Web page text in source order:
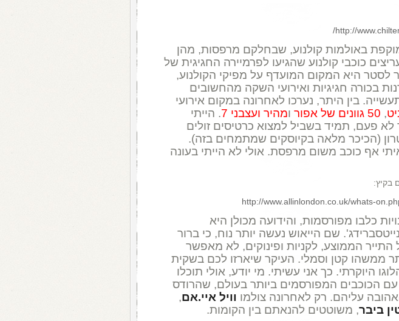
http://
באולמות קולנוע, שבחלקם מרפסות, מהן
כוכבי קולנוע שהגיעו לפרמיירה החגיגית של
לסטר היא המקום המועדף על מפיקי הקולנוע,
בכורה חגיגיות ואירועי השקה מהחשובים
בין היתר, נערכו לאחרונה במקום אירועי
, 50 גוונים של אפור ומהיר ועצבני 7
. הייתי
לא פעם, תמיד בשביל למצוא כרטיסים זולים
(הכיכר מלאה בקיוסקים שמתמחים בזה).
אף כוכב משום מרפסת. אולי לא הייתי בעונה
בקיץ:
http://www.allinlondon.co.uk/whats-
כלבו מפורסמות, והידועה מכולן היא
שם הייאוש נעשה יותר נוח, כי ברור
הממוצע, לקניות ופינוקים, לא מאפשר
ממשהו קטן וסמלי. העיקר שיארזו לכם בשקית
היוקרתי. כך אני עשיתי. מי יודע, אולי תוכלו
הכוכבים המפורסמים ביותר בעולם, שהרודס
עליהם. רק לאחרונה צולמו וויל איי.אם,
ביבר, משוטטים להנאתם בין הקומות.